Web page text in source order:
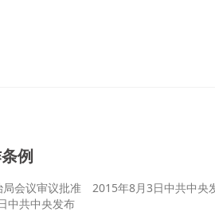
例
局会议审议批准 2015年8月3日中共中
中共中央发布